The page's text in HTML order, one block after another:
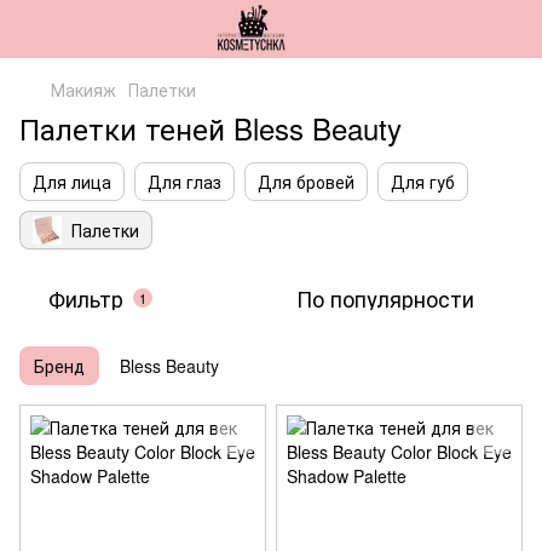
Макияж Палетки
Палетки теней Bless Beauty
Для лица Для глаз Для бровей
Для губ
Палетки
Фильтр 1 По популярности
Бренд Bless Beauty